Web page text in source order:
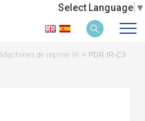
Select Language ▼
Machines de reprise IR > PDR IR-C3